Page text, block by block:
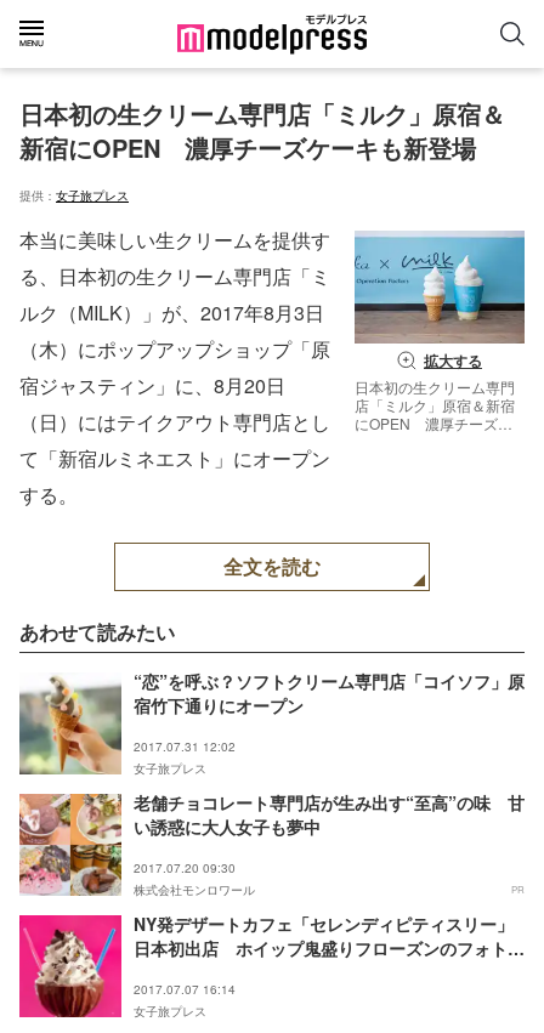
日本初の生クリーム専門店「ミルク」原宿＆
新宿にOPEN　濃厚チーズケーキも新登場
提供： 女子旅プレス
拡大する
日本初の生クリーム専門
店「ミルク」原宿＆新宿
にOPEN 濃厚チーズケ
本当に美味しい生クリームを提供す
る、日本初の生クリーム専門店「ミ
ルク（MILK）」が、2017年8月3日
（木）にポップアップショップ「原
宿ジャスティン」に、8月20日
（日）にはテイクアウト専門店とし
て「新宿ルミネエスト」にオープン
する。
全文を読む
あわせて読みたい
“恋”を呼ぶ？ソフトクリーム専門店「コイソフ」原
宿竹下通りにオープン
2017.07.31 12:02
女子旅プレス
老舗チョコレート専門店が生み出す“至高”の味 甘
い誘惑に大人女子も夢中
2017.07.20 09:30
株式会社モンロワール
PR
NY発デザートカフェ「セレンディピティスリー」
日本初出店 ホイップ鬼盛りフローズンのフォトジ
2017.07.07 16:14
女子旅プレス